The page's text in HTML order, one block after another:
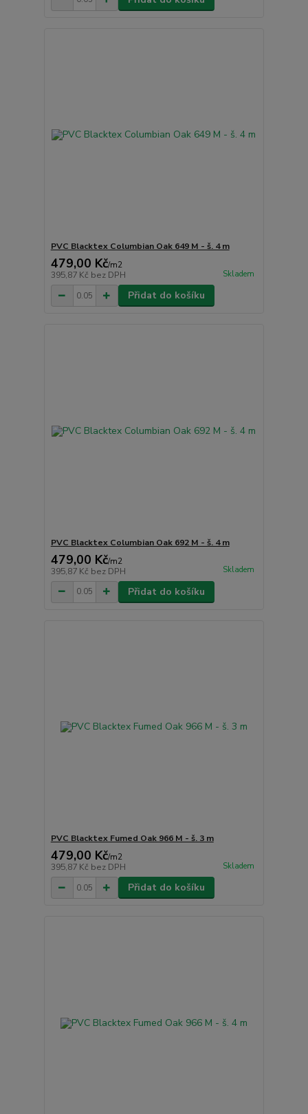
PVC Blacktex Columbian Oak 649 M - š. 4 m
479,00 Kč/m2
395,87 Kč bez DPH Skladem
Přidat do košíku
PVC Blacktex Columbian Oak 692 M - š. 4 m
479,00 Kč/m2
395,87 Kč bez DPH Skladem
Přidat do košíku
PVC Blacktex Fumed Oak 966 M - š. 3 m
479,00 Kč/m2
395,87 Kč bez DPH Skladem
Přidat do košíku